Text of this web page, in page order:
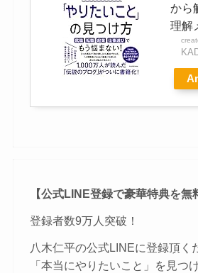
から
理解
【公式LINE登録で豪華特典を無
登録者数9万人突破！
八木仁平の公式LINEに登録頂く
「本当にやりたいこと」を見つ